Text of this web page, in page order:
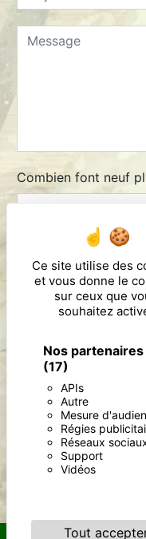
Ce site utilise des
et vous donne le
sur ceux que
souhaitez
Nos partenaires
(17)
APIs
Autre
Mesure
Régies
Réseaux
Support
Vidéos
Tout
Combien font neuf
En cochant cette
particulières ci-
** Les données
aux fins de vous
ses sous-traitants.
rectification,
d’opposition, de retrait
du droit d’introduire
contrôle, ainsi que
mortem. Vous pouvez
courrier électronique.
demandé. Nous
prise de contact puis
fins probatoires et de